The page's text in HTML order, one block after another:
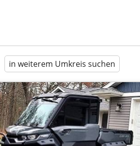
in weiterem Umkreis suchen